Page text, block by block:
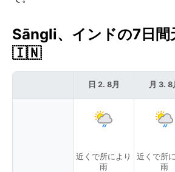
Sāngli、インドの7日間
🇮🇳
日 2. 8月
近くで所により
雨
月 3. 8
近くで所
雨